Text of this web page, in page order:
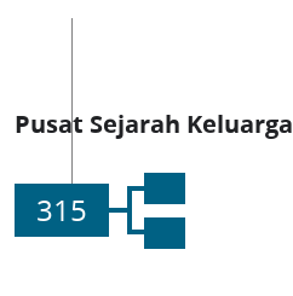
Pusat Sejarah Keluarga
315